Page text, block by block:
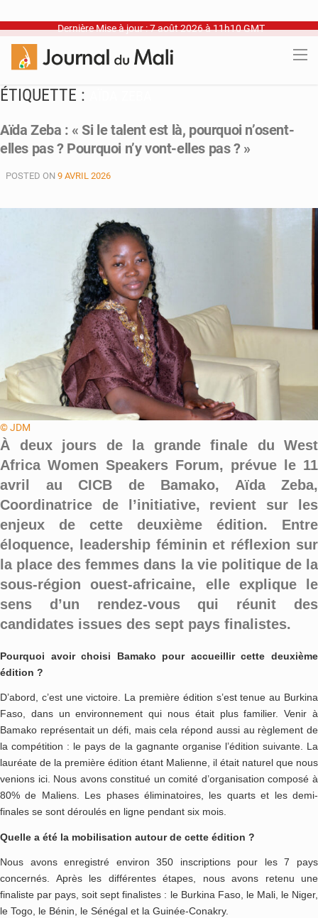
Dernière Mise à jour : 7 août 2026 à 11h10 GMT
ÉTIQUETTE :
Aïda Zeba : « Si le talent est là, pourquoi n’osent-
elles pas ? Pourquoi n’y vont-elles pas ? »
POSTED ON 9 AVRIL 2026
© JDM
À deux jours de la grande finale du West
Africa Women Speakers Forum, prévue le 11
avril au CICB de Bamako, Aïda Zeba,
Coordinatrice de l’initiative, revient sur les
enjeux de cette deuxième édition. Entre
éloquence, leadership féminin et réflexion sur
la place des femmes dans la vie politique de la
sous-région ouest-africaine, elle explique le
sens d’un rendez-vous qui réunit des
candidates issues des sept pays finalistes.
Pourquoi avoir choisi Bamako pour accueillir cette deuxième
édition ?
D’abord, c’est une victoire. La première édition s’est tenue au Burkina
Faso, dans un environnement qui nous était plus familier. Venir à
Bamako représentait un défi, mais cela répond aussi au règlement de
la compétition : le pays de la gagnante organise l’édition suivante. La
lauréate de la première édition étant Malienne, il était naturel que nous
venions ici. Nous avons constitué un comité d’organisation composé à
80% de Maliens. Les phases éliminatoires, les quarts et les demi-
finales se sont déroulés en ligne pendant six mois.
Quelle a été la mobilisation autour de cette édition ?
Nous avons enregistré environ 350 inscriptions pour les 7 pays
concernés. Après les différentes étapes, nous avons retenu une
finaliste par pays, soit sept finalistes : le Burkina Faso, le Mali, le Niger,
le Togo, le Bénin, le Sénégal et la Guinée-Conakry.